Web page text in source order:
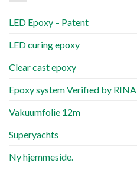
LED Epoxy – Patent
LED curing epoxy
Clear cast epoxy
Epoxy system Verified by RINA
Vakuumfolie 12m
Superyachts
Ny hjemmeside.